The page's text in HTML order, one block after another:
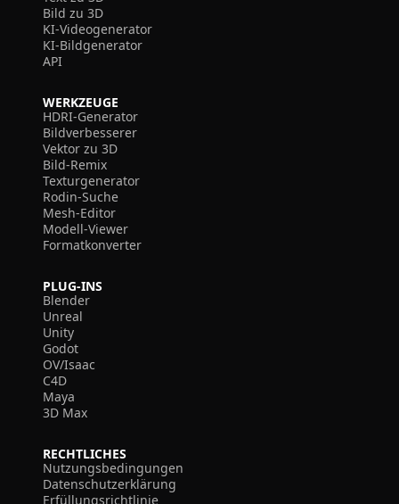
Bild zu 3D
KI-Videogenerator
KI-Bildgenerator
API
WERKZEUGE
HDRI-Generator
Bildverbesserer
Vektor zu 3D
Bild-Remix
Texturgenerator
Rodin-Suche
Mesh-Editor
Modell-Viewer
Formatkonverter
PLUG-INS
Blender
Unreal
Unity
Godot
OV/Isaac
C4D
Maya
3D Max
RECHTLICHES
Nutzungsbedingungen
Datenschutzerklärung
Erfüllungsrichtlinie